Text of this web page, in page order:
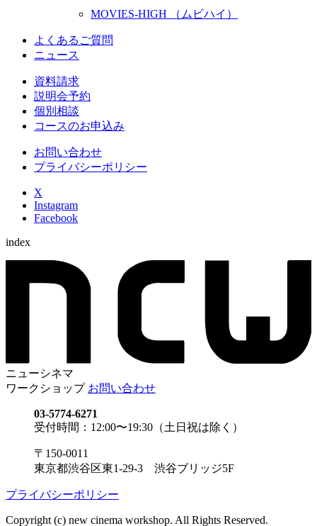
MOVIES-HIGH （ムビハイ）
よくあるご質問
ニュース
資料請求
説明会予約
個別相談
コースのお申込み
お問い合わせ
プライバシーポリシー
X
Instagram
Facebook
index
ニューシネマ
ワークショップ お問い合わせ
03-5774-6271
受付時間：12:00〜19:30（土日祝は除く）
〒150-0011
東京都渋谷区東1-29-3 渋谷ブリッジ5F
プライバシーポリシー
Copyright (c) new cinema workshop. All Rights Reserved.